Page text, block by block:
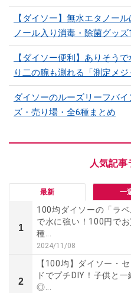
【ダイソー】無水エタノー
ノール入り消毒・除菌グッズ
【ダイソー便利】ありそう
り二の腕も測れる「測定メ
ダイソーのルーズリーフバ
ズ・売り場・全6種まとめ
最新 一
1
100均ダイソーの「ラ
で水に強い！100円で
種...
2024/11/08
2
【100均】ダイソー・
ドでプチDIY！子供と
◎...